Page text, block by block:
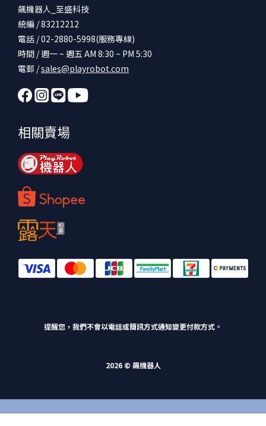
飆機器人_至盛科技
統編 / 83212212
電話 / 02-2880-5998(服務專線)
時間 / 週一 ~ 週五 AM 8:30 ~ PM 5:30
電郵 /sales@playrobot.com
相關賣場
提醒您，我們不會以電話或簡訊方式通知變更付款方式。
2026 © 飆機器人